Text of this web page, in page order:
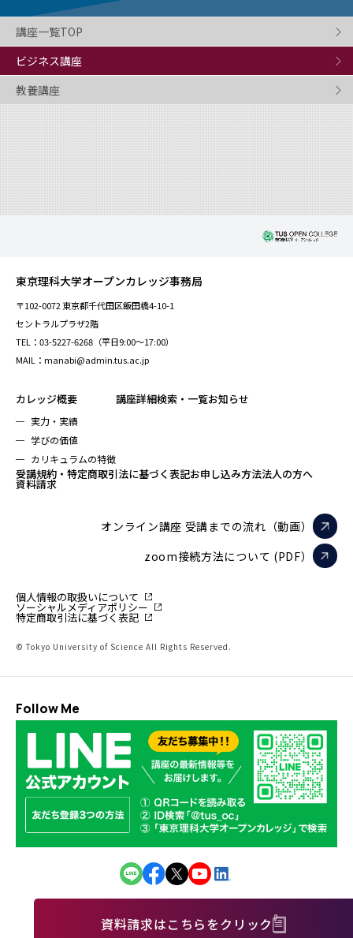
講座一覧TOP
ビジネス講座
教養講座
東京理科大学オープンカレッジ事務局
〒102-0072 東京都千代田区飯田橋4-10-1
セントラルプラザ2階
TEL：03-5227-6268（平日9:00～17:00）
MAIL：manabi@admin.tus.ac.jp
カレッジ概要
実力・実績
学びの価値
カリキュラムの特徴
講座詳細検索・一覧お知らせ
受講規約・特定商取引法に基づく表記お申し込み方法法人の方へ
資料請求
オンライン講座 受講までの流れ（動画）
zoom接続方法について (PDF）
個人情報の取扱いについて
ソーシャルメディアポリシー
特定商取引法に基づく表記
© Tokyo University of Science All Rights Reserved.
Follow Me
資料請求はこちらをクリック